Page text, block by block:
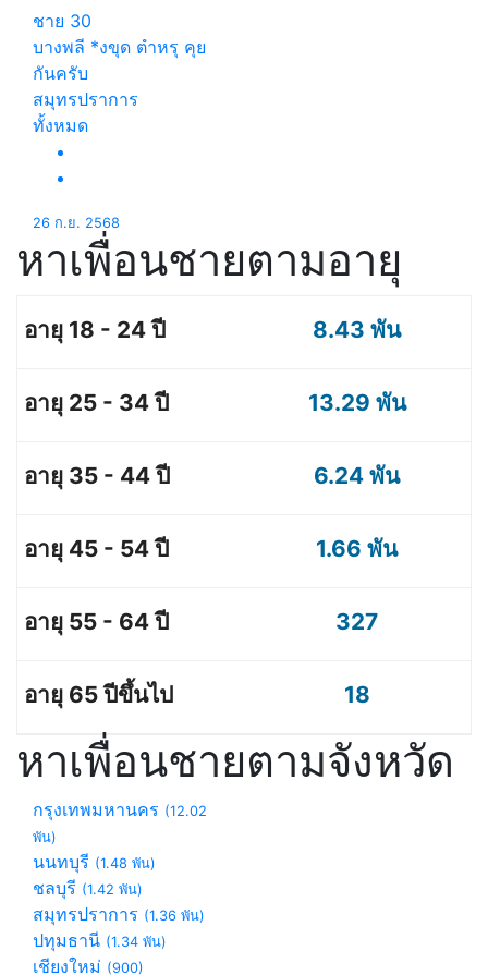
ชาย 30
บางพลี *งขุด ตำหรุ คุย
กันครับ
สมุทรปราการ
ทั้งหมด
26 ก.ย. 2568
หาเพื่อนชายตามอายุ
8.43 พัน
13.29 พัน
6.24 พัน
1.66 พัน
327
18
หาเพื่อนชายตามจังหวัด
กรุงเทพมหานคร (12.02
พัน)
นนทบุรี (1.48 พัน)
ชลบุรี (1.42 พัน)
สมุทรปราการ (1.36 พัน)
ปทุมธานี (1.34 พัน)
เชียงใหม่ (900)